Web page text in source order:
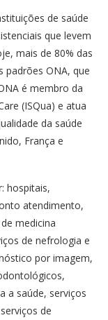
de saúde
que levem
mais de 80% das
padrões ONA, que
é membro da
(ISQua) e atua
da saúde
França e
hospitais,
atendimento,
medicina
de nefrologia e
por imagem,
a saúde, serviços
de